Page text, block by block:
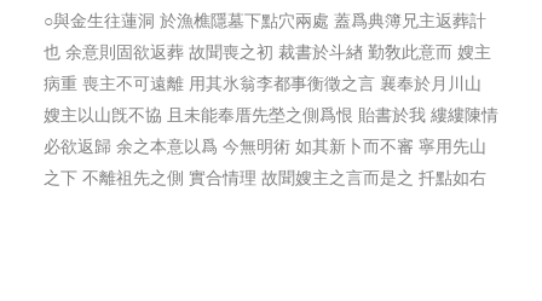
○與金生往蓮洞 於漁樵隱墓下點穴兩處 蓋爲典簿兄主返葬計
也 余意則固欲返葬 故聞喪之初 裁書於斗緖 勤敎此意而 嫂主
病重 喪主不可遠離 用其氷翁李都事衡徵之言 襄奉於月川山
嫂主以山旣不協 且未能奉厝先塋之側爲恨 貽書於我 縷縷陳情
必欲返歸 余之本意以爲 今無明術 如其新卜而不審 寧用先山
之下 不離祖先之側 實合情理 故聞嫂主之言而是之 扦點如右